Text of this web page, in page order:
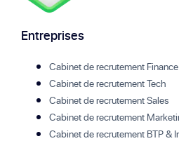
Entreprises
Cabinet de recrutement Finance
Cabinet de recrutement Tech
Cabinet de recrutement Sales
Cabinet de recrutement
Cabinet de recrutement BTP &